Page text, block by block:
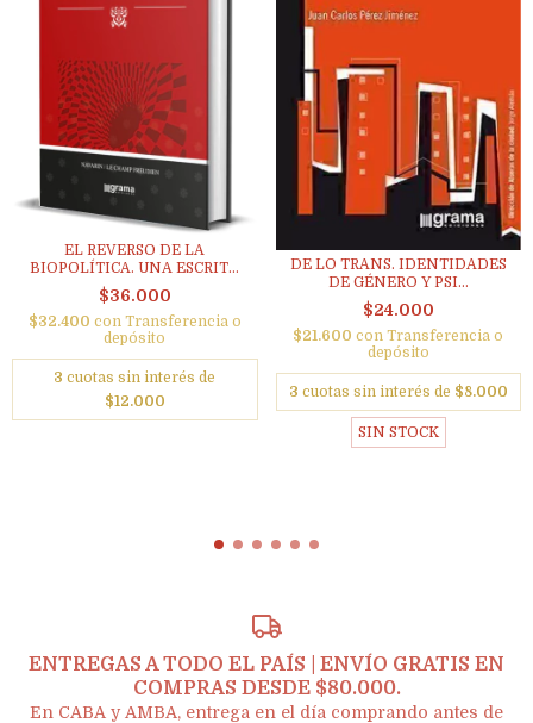
EL REVERSO DE LA
BIOPOLÍTICA. UNA ESCRIT...
$36.000
$32.400 con Transferencia o
depósito
3 cuotas sin interés de
$12.000
DE LO TRANS. IDENTIDADES
DE GÉNERO Y PSI...
$24.000
$21.600con Transferencia o
depósito
3 cuotas sin interés de $8.000
SIN STOCK
ENTREGAS A TODO EL PAÍS | ENVÍO GRATIS EN
COMPRAS DESDE $80.000.
En CABA y AMBA, entrega en el día comprando antes de